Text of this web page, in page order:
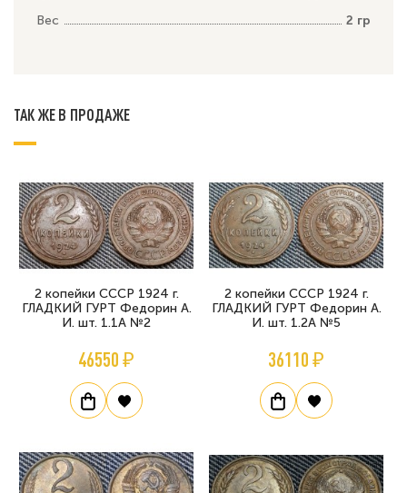
Вес
2 гр
ТАК ЖЕ В ПРОДАЖЕ
2 копейки СССР 1924 г.
ГЛАДКИЙ ГУРТ Федорин А.
И. шт. 1.1А №2
46550 ₽
2 копейки СССР 1924 г.
ГЛАДКИЙ ГУРТ Федорин А.
И. шт. 1.2А №5
36110 ₽